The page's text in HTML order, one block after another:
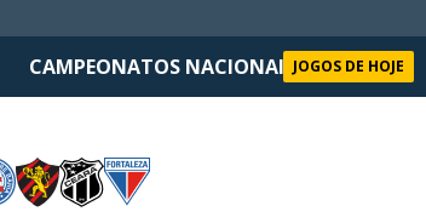
CAMPEONATOS NACIONAIS SELEÇÃO
JOGOS DE HOJE